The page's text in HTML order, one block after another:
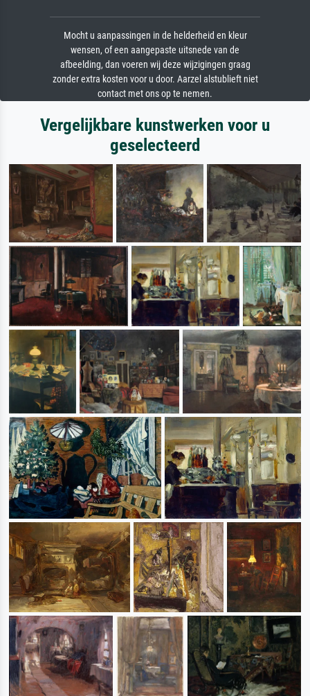
Mocht u aanpassingen in de helderheid en kleur
wensen, of een aangepaste uitsnede van de
afbeelding, dan voeren wij deze wijzigingen graag
zonder extra kosten voor u door. Aarzel alstublieft niet
contact met ons op te nemen.
Vergelijkbare kunstwerken voor u
geselecteerd